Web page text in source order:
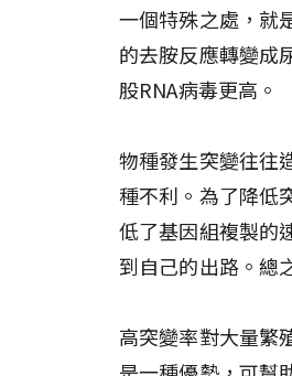
一個特殊之處，就
的去胺反應轉變成
股RNA病毒更高。
物種發生突變往往
種不利。為了降低
低了基因組複製的
到自己的出路。總
高突變率對大量繁